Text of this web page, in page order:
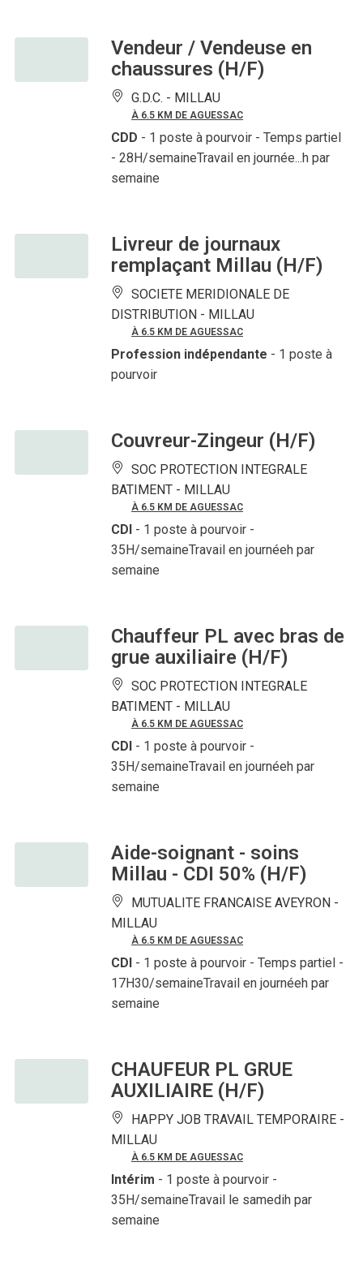
Vendeur / Vendeuse en
chaussures (H/F)
G.D.C. - MILLAU
À 6.5 KM DE AGUESSAC
CDD - 1 poste à pourvoir - Temps partiel
- 28H/semaineTravail en journée...h par
semaine
Livreur de journaux
remplaçant Millau (H/F)
SOCIETE MERIDIONALE DE
DISTRIBUTION - MILLAU
À 6.5 KM DE AGUESSAC
Profession indépendante - 1 poste à
pourvoir
Couvreur-Zingeur (H/F)
SOC PROTECTION INTEGRALE
BATIMENT - MILLAU
À 6.5 KM DE AGUESSAC
CDI - 1 poste à pourvoir -
35H/semaineTravail en journéeh par
semaine
Chauffeur PL avec bras de
grue auxiliaire (H/F)
SOC PROTECTION INTEGRALE
BATIMENT - MILLAU
À 6.5 KM DE AGUESSAC
CDI - 1 poste à pourvoir -
35H/semaineTravail en journéeh par
semaine
Aide-soignant - soins
Millau - CDI 50% (H/F)
MUTUALITE FRANCAISE AVEYRON -
MILLAU
À 6.5 KM DE AGUESSAC
CDI - 1 poste à pourvoir - Temps partiel -
17H30/semaineTravail en journéeh par
semaine
CHAUFEUR PL GRUE
AUXILIAIRE (H/F)
HAPPY JOB TRAVAIL TEMPORAIRE -
MILLAU
À 6.5 KM DE AGUESSAC
Intérim - 1 poste à pourvoir -
35H/semaineTravail le samedih par
semaine